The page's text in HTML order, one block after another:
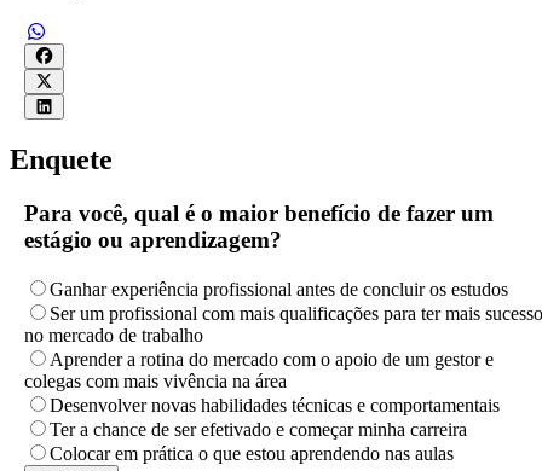
Enquete
Para você, qual é o maior benefício de fazer um
estágio ou aprendizagem?
Ganhar experiência profissional antes de concluir os estudos
Ser um profissional com mais qualificações para ter mais sucesso
no mercado de trabalho
Aprender a rotina do mercado com o apoio de um gestor e
colegas com mais vivência na área
Desenvolver novas habilidades técnicas e comportamentais
Ter a chance de ser efetivado e começar minha carreira
Colocar em prática o que estou aprendendo nas aulas